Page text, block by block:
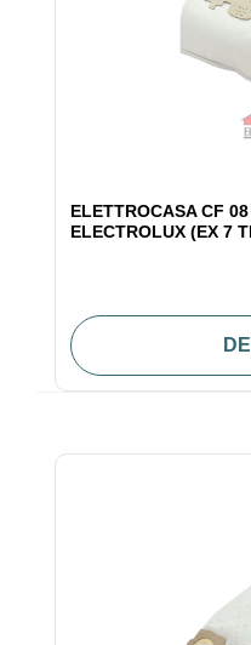
ELETTROCASA CF
ELECTROLUX (EX 7